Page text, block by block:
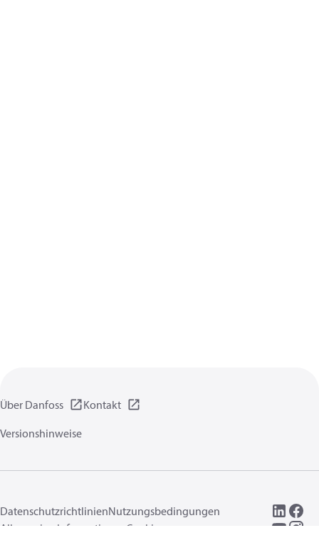
Über Danfoss
Kontakt
Versionshinweise
DatenschutzrichtlinienNutzungsbedingungen
Allgemeine Informationen Cookies